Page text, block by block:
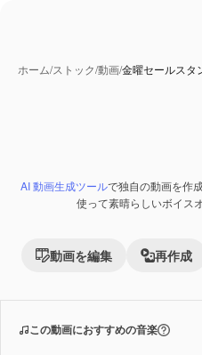
ホーム/ストック/動画/金曜セールスタ
Premium
AI 動画生成ツールで独自の動画を作
使って素晴らしいボイス
動画を編集 再作成
この動画におすすめの音楽